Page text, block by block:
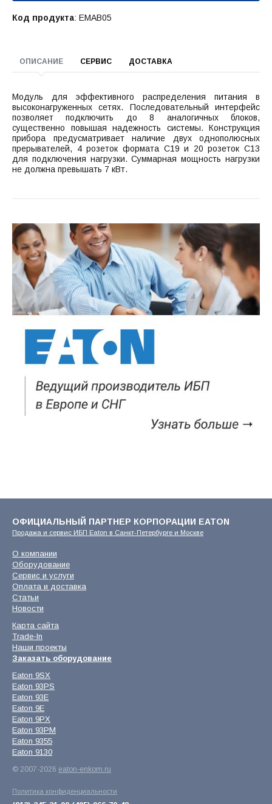
Код продукта: EMAB05
ОПИСАНИЕ СЕРВИС ДОСТАВКА
Модуль для эффективного распределения питания в
высоконагруженных сетях. Последовательный интерфейс
позволяет подключить до 8 аналогичных блоков,
существенно повышая надежность системы. Конструкция
прибора предусматривает наличие двух однополюсных
прерывателей, 4 розеток формата С19 и 20 розеток С13
для подключения нагрузки. Суммарная мощность нагрузки
не должна превышать 7 кВт.
ОФИЦИАЛЬНЫЙ ПАРТНЕР КОРПОРАЦИИ EATON
Продажа и сервис ИБП Eaton в Санкт-Петербурге и Москве
О компании
Оборудование
Сервис и услуги
Оплата и доставка
Статьи
Новости
Карта сайта
Trade-In
Наши проекты
Заказать оборудование
Eaton 9SX
Eaton 93PS
Eaton 93E
Eaton 9E
Eaton 9PX
Eaton 93PM
Eaton 9355
Eaton 9130
© 2007-2026 eaton-enkom.ru
Политика конфиденциальности